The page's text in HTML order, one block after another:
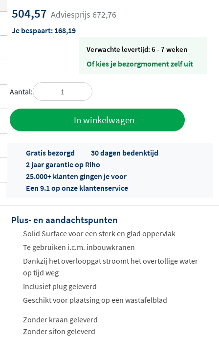
504,57 Adviesprijs 672,76
Je bespaart: 168,19
Verwachte levertijd: 6 - 7 weken
Of kies je bezorgmoment zelf uit
Aantal:
In winkelwagen
Offertes
ophalen...
Gratis bezorgd
30 dagen bedenktijd
2 jaar garantie op Riho
25.000+ klanten gingen je voor
Een 9.1 op onze klantenservice
Plus- en aandachtspunten
Solid Surface voor een sterk en glad oppervlak
Te gebruiken i.c.m. inbouwkranen
Dankzij het overloopgat stroomt het overtollige water
op tijd weg
Inclusief plug geleverd
Geschikt voor plaatsing op een wastafelblad
Zonder kraan geleverd
Zonder sifon geleverd